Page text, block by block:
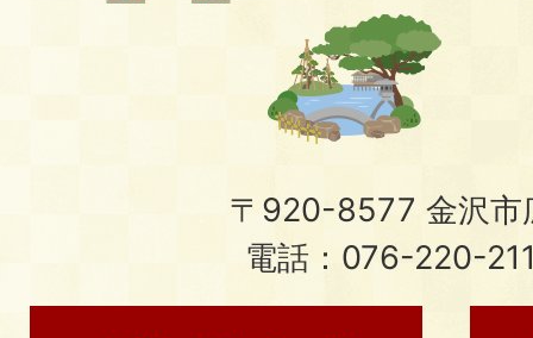
〒920-8577 金沢市
電話：076-220-